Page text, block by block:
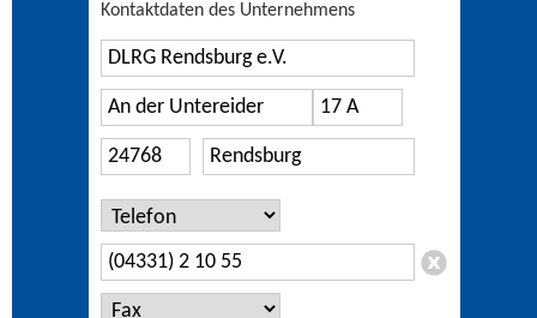
Kontaktdaten des Unternehmens